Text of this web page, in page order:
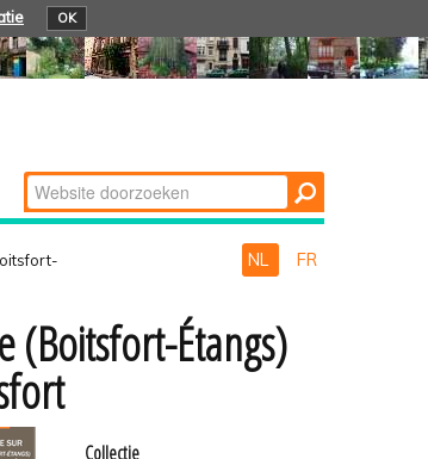
OK
Zoek
Geavanceerd
NL FR
(Boitsfort-Étangs)
Collectie